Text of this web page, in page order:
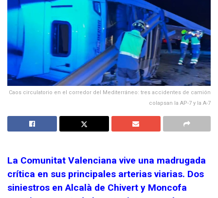
Caos circulatorio en el corredor del Mediterráneo: tres accidentes de camión
colapsan la AP-7 y la A-7
La Comunitat Valenciana vive una madrugada
crítica en sus principales arterias viarias. Dos
siniestros en Alcalà de Chivert y Moncofa